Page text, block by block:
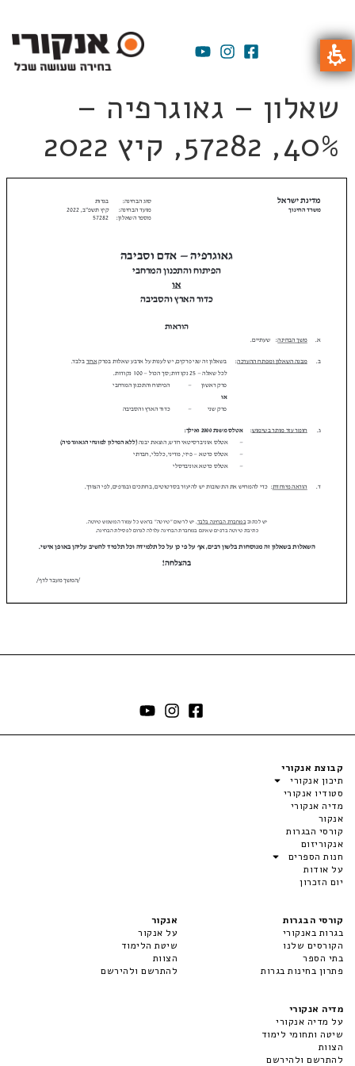
שאלון – גאוגרפיה –
40%, 57282, קיץ 2022
קבוצת אנקורי
תיכון אנקורי
סטודיו אנקורי
מדיה אנקורי
אנקור
קורסי הבגרות
אנקוריזום
חנות הספרים
על אודות
יום הזכרון
קורסי הבגרות
בגרות באנקורי
הקורסים שלנו
בתי הספר
פתרון בחינות בגרות
אנקור
על אנקור
שיטת הלימוד
הצוות
להתרשם ולהירשם
מדיה אנקורי
על מדיה אנקורי
שיטה ותחומי לימוד
הצוות
להתרשם ולהירשם